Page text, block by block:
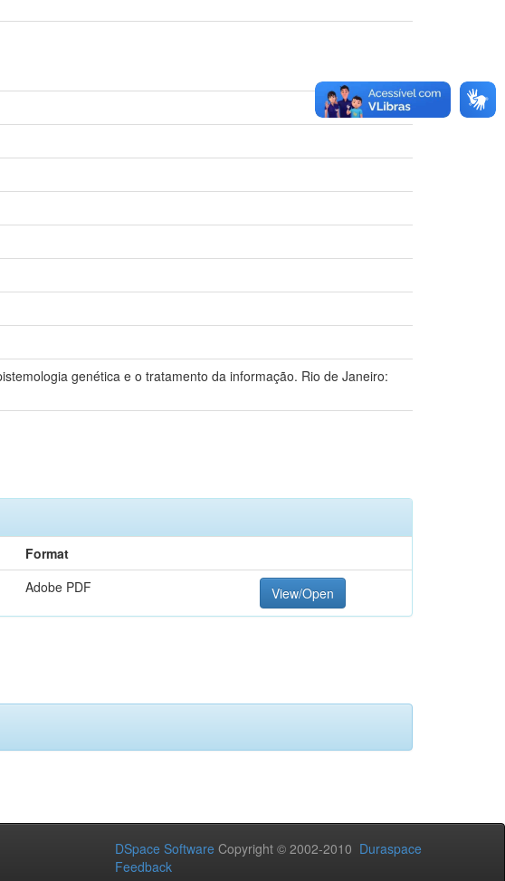
genética e o tratamento da informação. Rio de Janeiro:
Format
Adobe PDF View/Open
DSpace Software Copyright © 2002-2010 Duraspace
Feedback